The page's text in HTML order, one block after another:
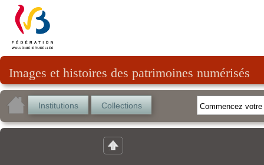
Images et histoires des patrimoines numérisés
Institutions Collections